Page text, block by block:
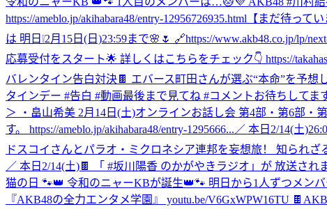
https://ameblo.jp/akihabara48/entry-12956726935.html 【まだ待って
は 明日❕2月15日(日)23:59まで🌸🌷 🔗https://www.akb48.co.jp/lp/
応募受付をスタート🌟 詳しくはこちらをチェック👇 https://
バレンタイン告白対決🍫 エバース町田さんが選ぶ“本命”を予
タインデー #告白 #動画最後まで見てね #コメントお待ちしてま
＞ ・畠山希美 2月14日(土)オンラインお話し会 第4部・第6部
す。 https://ameblo.jp/akihabara48/entry-1295666... ／ 本日2/14(土
ドスコイさんとパラオ・ミクロネシア連邦を妄想旅！ 知られざ
／ 本日2/14(土)🍫 「 #坂川陽香 のかがやきラジオ」が 放送さ
猫の日 🐾👑 令和のニャーKBが誕生👑🐾 明日から1人ずつメン
『AKB48の全力エンタメ学園』 youtu.be/V6GxWPW16TU